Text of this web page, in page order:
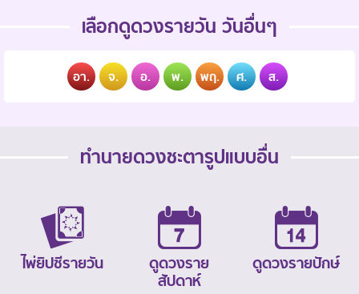
เลือกดูดวงรายวัน วันอื่นๆ
อา. จ. อ. พ. พฤ. ศ. ส.
ทำนายดวงชะตารูปแบบอื่น
ไพ่ยิปซีรายวัน
ดูดวงราย
สัปดาห์
ดูดวงรายปักษ์